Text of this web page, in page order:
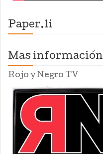
Paper.li
Mas información
Rojo y Negro TV